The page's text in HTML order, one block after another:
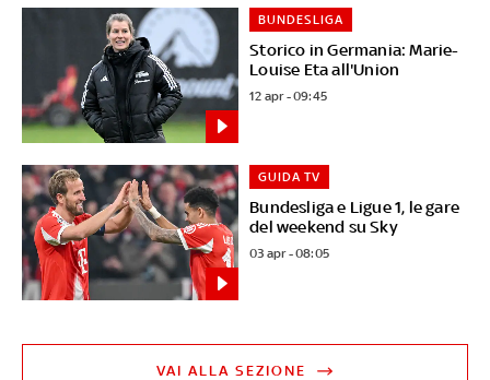
Storico in Germania: Marie-
Louise Eta all'Union
BUNDESLIGA
12 apr - 09:45
Bundesliga e Ligue 1, le gare
del weekend su Sky
GUIDA TV
03 apr - 08:05
VAI ALLA SEZIONE